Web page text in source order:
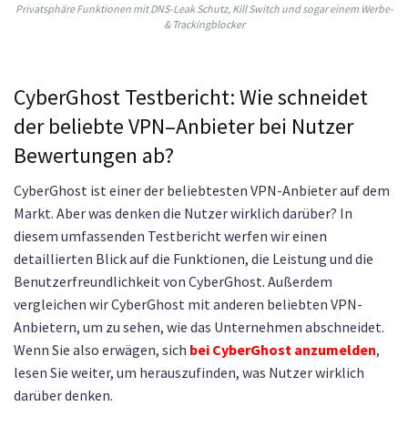
Privatsphäre Funktionen mit DNS-Leak Schutz, Kill Switch und sogar einem Werbe-
& Trackingblocker
CyberGhostTestbericht:Wieschneidet
derbeliebteVPN–Anbieterbei Nutzer
Bewertungen ab?
CyberGhost ist einer der beliebtesten VPN-Anbieter auf dem
Markt. Aber was denken die Nutzer wirklich darüber? In
diesem umfassenden Testbericht werfen wir einen
detaillierten Blick auf die Funktionen, die Leistung und die
Benutzerfreundlichkeit von CyberGhost. Außerdem
vergleichen wir CyberGhost mit anderen beliebten VPN-
Anbietern, um zu sehen, wie das Unternehmen abschneidet.
Wenn Sie also erwägen, sich bei CyberGhost anzumelden,
lesen Sie weiter, um herauszufinden, was Nutzer wirklich
darüber denken.